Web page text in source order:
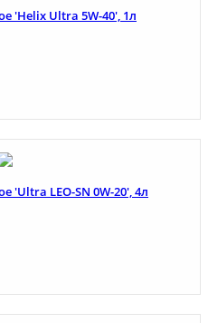
'Helix Ultra 5W-40', 1л
'Ultra LEO-SN 0W-20', 4л